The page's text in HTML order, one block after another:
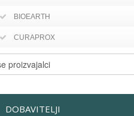
BIOEARTH
CURAPROX
DOBAVITELJI